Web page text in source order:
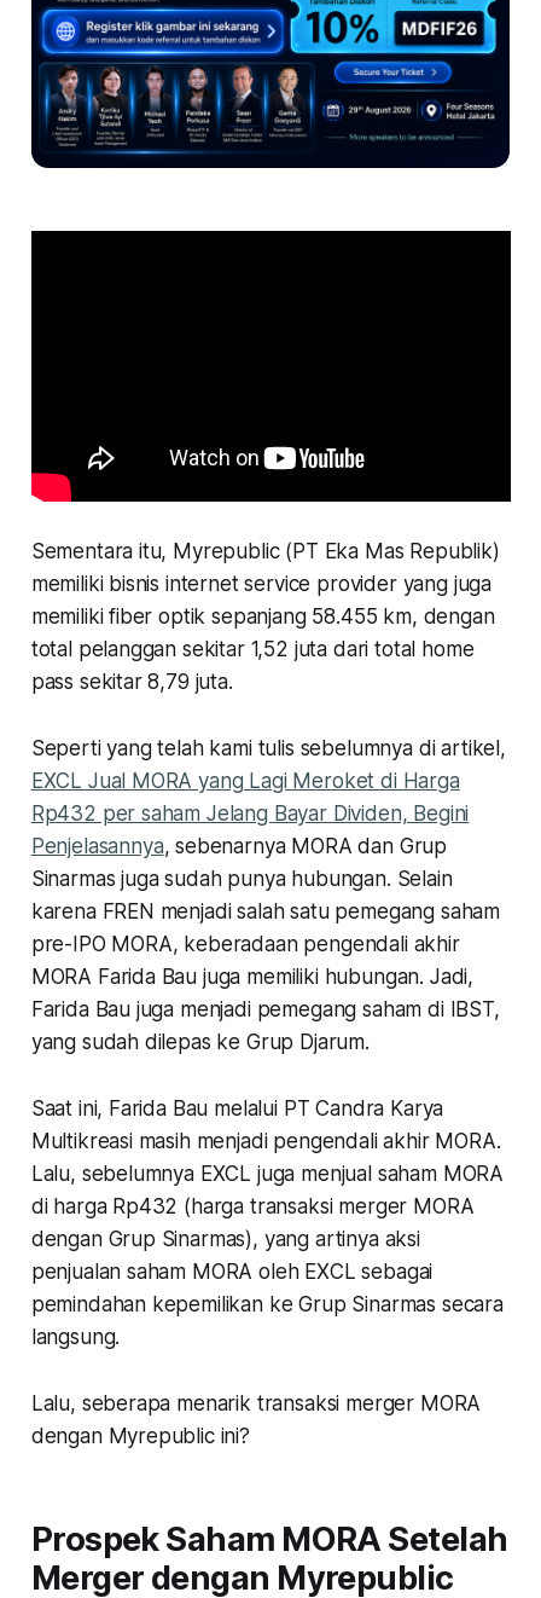
Sementara itu, Myrepublic (PT Eka Mas Republik)
memiliki bisnis internet service provider yang juga
memiliki fiber optik sepanjang 58.455 km, dengan
total pelanggan sekitar 1,52 juta dari total home
pass sekitar 8,79 juta.
Seperti yang telah kami tulis sebelumnya di artikel,
EXCL Jual MORA yang Lagi Meroket di Harga
Rp432 per saham Jelang Bayar Dividen, Begini
Penjelasannya, sebenarnya MORA dan Grup
Sinarmas juga sudah punya hubungan. Selain
karena FREN menjadi salah satu pemegang saham
pre-IPO MORA, keberadaan pengendali akhir
MORA Farida Bau juga memiliki hubungan. Jadi,
Farida Bau juga menjadi pemegang saham di IBST,
yang sudah dilepas ke Grup Djarum.
Saat ini, Farida Bau melalui PT Candra Karya
Multikreasi masih menjadi pengendali akhir MORA.
Lalu, sebelumnya EXCL juga menjual saham MORA
di harga Rp432 (harga transaksi merger MORA
dengan Grup Sinarmas), yang artinya aksi
penjualan saham MORA oleh EXCL sebagai
pemindahan kepemilikan ke Grup Sinarmas secara
langsung.
Lalu, seberapa menarik transaksi merger MORA
dengan Myrepublic ini?
Prospek Saham MORA Setelah
Merger dengan Myrepublic